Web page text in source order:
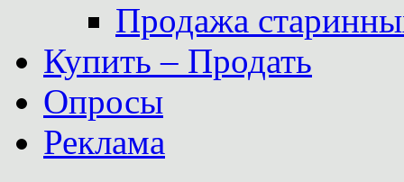
Продажа
Купить – Продать
Опросы
Реклама